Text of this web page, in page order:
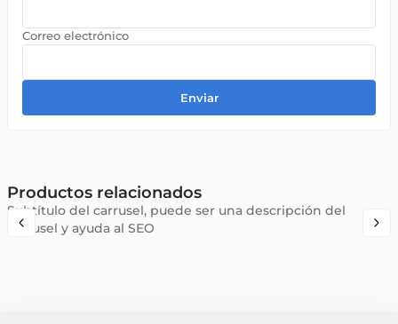
Enviar
Productos relacionados
Subtítulo del carrusel, puede ser una descripción del
carrusel y ayuda al SEO